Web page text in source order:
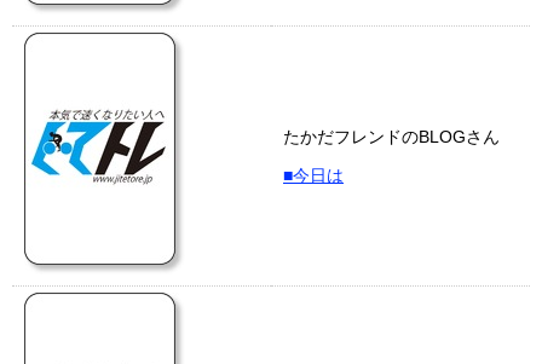
たかだフレンドのBLOGさん
■今日は